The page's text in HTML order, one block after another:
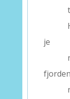
tel
Hun
je
net
fjorden
niet